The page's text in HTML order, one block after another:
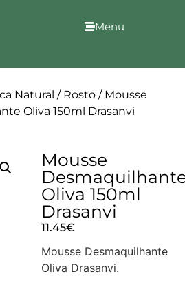
Menu
Natural / Rosto / Mousse
Oliva 150ml Drasanvi
Mousse
Oliva 150ml
Drasanvi
11.45€
Mousse Desmaquilhante
Oliva Drasanvi.